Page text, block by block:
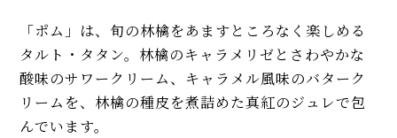
「ポム」は、旬の林檎をあますところなく楽しめる
タルト・タタン。林檎のキャラメリゼとさわやかな
酸味のサワークリーム、キャラメル風味のバターク
リームを、林檎の種皮を煮詰めた真紅のジュレで包
んでいます。